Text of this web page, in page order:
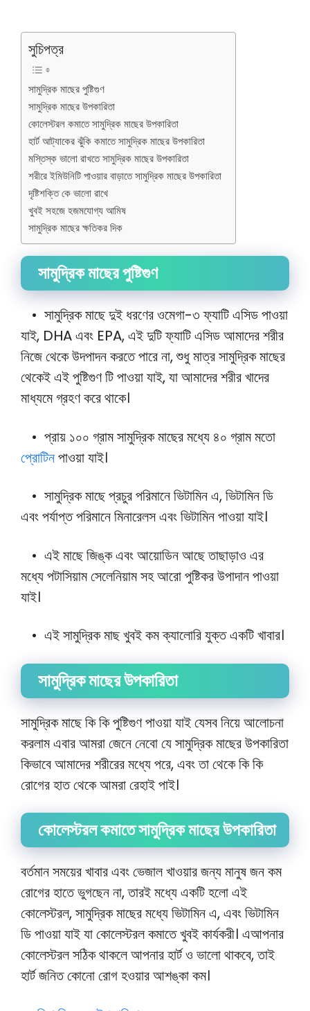
সুচিপত্র
সামুদ্রিক মাছের পুষ্টিগুণ
সামুদ্রিক মাছের উপকারিতা
কোলেস্টরল কমাতে সামুদ্রিক মাছের উপকারিতা
হার্ট আট্যাকের ঝুঁকি কমাতে সামুদ্রিক মাছের উপকারিতা
মস্তিস্ক ভালো রাখতে সামুদ্রিক মাছের উপকারিতা
শরীরে ইমিউনিটি পাওয়ার বাড়াতে সামুদ্রিক মাছের উপকারিতা
দৃষ্টিশক্তি কে ভালো রাখে
খুবই সহজে হজমযোগ্য আমিষ
সামুদ্রিক মাছের ক্ষতিকর দিক
সামুদ্রিক মাছের পুষ্টিগুণ
• সামুদ্রিক মাছে দুই ধরণের ওমেগা-৩ ফ্যাটি এসিড পাওয়া
যাই, DHA এবং EPA, এই দুটি ফ্যাটি এসিড আমাদের শরীর
নিজে থেকে উদপাদন করতে পারে না, শুধু মাত্র সামুদ্রিক মাছের
থেকেই এই পুষ্টিগুণ টি পাওয়া যাই, যা আমাদের শরীর খাদের
মাধ্যমে গ্রহণ করে থাকে।
• প্রায় ১০০ গ্রাম সামুদ্রিক মাছের মধ্যে ৪০ গ্রাম মতো
প্রোটিনপাওয়া যাই।
• সামুদ্রিক মাছে প্রচুর পরিমানে ভিটামিন এ, ভিটামিন ডি
এবং পর্যাপ্ত পরিমানে মিনারেলস এবং ভিটামিন পাওয়া যাই।
• এই মাছে জিঙ্ক এবং আয়োডিন আছে তাছাড়াও এর
মধ্যে পটাসিয়াম সেলেনিয়াম সহ আরো পুষ্টিকর উপাদান পাওয়া
যাই।
• এই সামুদ্রিক মাছ খুবই কম ক্যালোরি যুক্ত একটি খাবার।
সামুদ্রিক মাছের উপকারিতা
সামুদ্রিক মাছে কি কি পুষ্টিগুণ পাওয়া যাই যেসব নিয়ে আলোচনা
করলাম এবার আমরা জেনে নেবো যে সামুদ্রিক মাছের উপকারিতা
কিভাবে আমাদের শরীরের মধ্যে পরে, এবং তা থেকে কি কি
রোগের হাত থেকে আমরা রেহাই পাই।
কোলেস্টরল কমাতে সামুদ্রিক মাছের উপকারিতা
বর্তমান সময়ের খাবার এবং ভেজাল খাওয়ার জন্য মানুষ জন কম
রোগের হাতে ভুগছেন না, তারই মধ্যে একটি হলো এই
কোলেস্টরল, সামুদ্রিক মাছের মধ্যে ভিটামিন এ, এবং ভিটামিন
ডি পাওয়া যাই যা কোলেস্টরল কমাতে খুবই কার্যকরী। এআপনার
কোলেস্টরল সঠিক থাকলে আপনার হার্ট ও ভালো থাকবে, তাই
হার্ট জনিত কোনো রোগ হওয়ার আশঙ্কা কম।